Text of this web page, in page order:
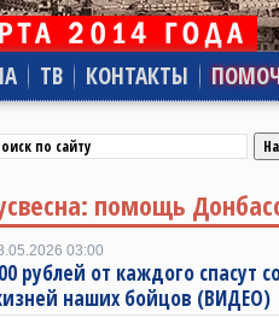
ТВ КОНТАКТЫ
помощь
03:00
рублей от каждого спасут
наших бойцов (ВИДЕО)